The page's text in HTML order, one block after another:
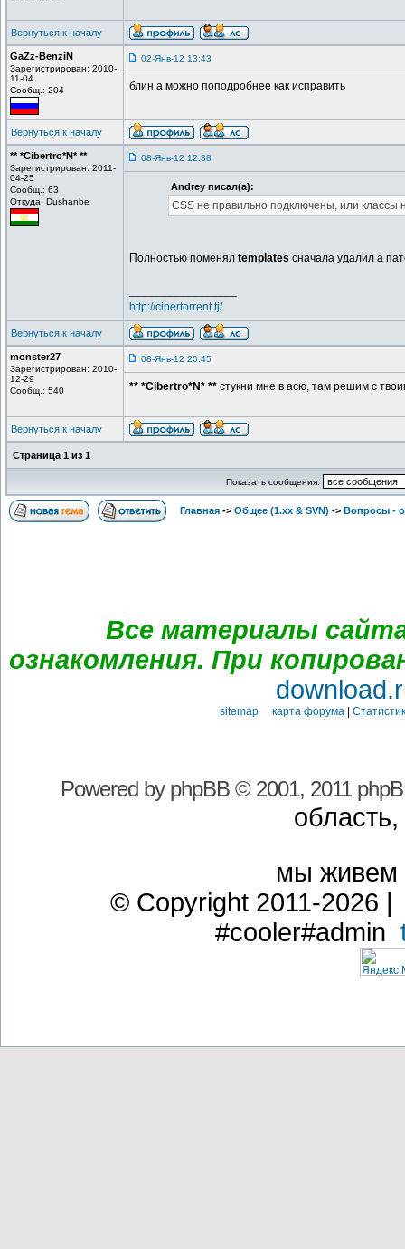
Вернуться к началу
GaZz-BenziN
Зарегистрирован: 2010-
11-04
Сообщ.: 204
02-Янв-12 13:43
блин а можно поподробнее как исправить
Вернуться к началу
** *Cibertro*N* **
Зарегистрирован: 2011-
04-25
Сообщ.: 63
Откуда: Dushanbe
08-Янв-12 12:38
Andrey писал(а):
CSS не правильно подключены, или классы
Полностью поменял templates сначала удалил а
http://cibertorrent.tj/
Вернуться к началу
monster27
Зарегистрирован: 2010-
12-29
Сообщ.: 540
08-Янв-12 20:45
** *Cibertro*N* ** стукни мне в асю, там решим с
Вернуться к началу
Страница 1 из 1
Показать сообщения:
Главная -> Общее (1.хх & SVN) -> Вопросы -
Все материалы
ознакомления. При
sitemap карта форума|
Powered by phpBB© 2001, 2011
мы
© Copyright 2011-2026
#cooler#admin